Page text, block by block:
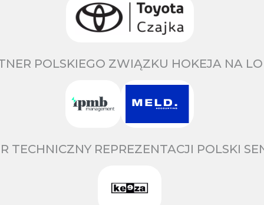
POLSKIEGO ZWIĄZKU HOKEJA NA
TECHNICZNY REPREZENTACJI POLSKI